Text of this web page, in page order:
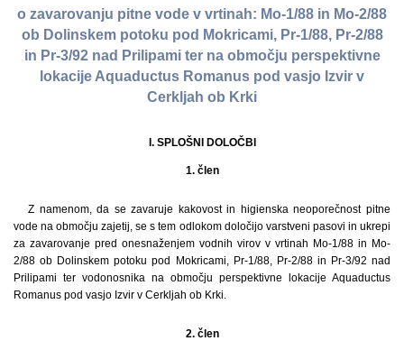
o zavarovanju pitne vode v vrtinah: Mo-1/88 in Mo-2/88
ob Dolinskem potoku pod Mokricami, Pr-1/88, Pr-2/88
in Pr-3/92 nad Prilipami ter na območju perspektivne
lokacije Aquaductus Romanus pod vasjo Izvir v
Cerkljah ob Krki
I. SPLOŠNI DOLOČBI
1. člen
Z namenom, da se zavaruje kakovost in higienska neoporečnost pitne
vode na območju zajetij, se s tem odlokom določijo varstveni pasovi in ukrepi
za zavarovanje pred onesnaženjem vodnih virov v vrtinah Mo-1/88 in Mo-
2/88 ob Dolinskem potoku pod Mokricami, Pr-1/88, Pr-2/88 in Pr-3/92 nad
Prilipami ter vodonosnika na območju perspektivne lokacije Aquaductus
Romanus pod vasjo Izvir v Cerkljah ob Krki.
2. člen